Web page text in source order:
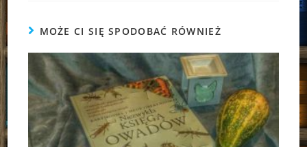
MOŻE CI SIĘ SPODOBAĆ RÓWNIEŻ